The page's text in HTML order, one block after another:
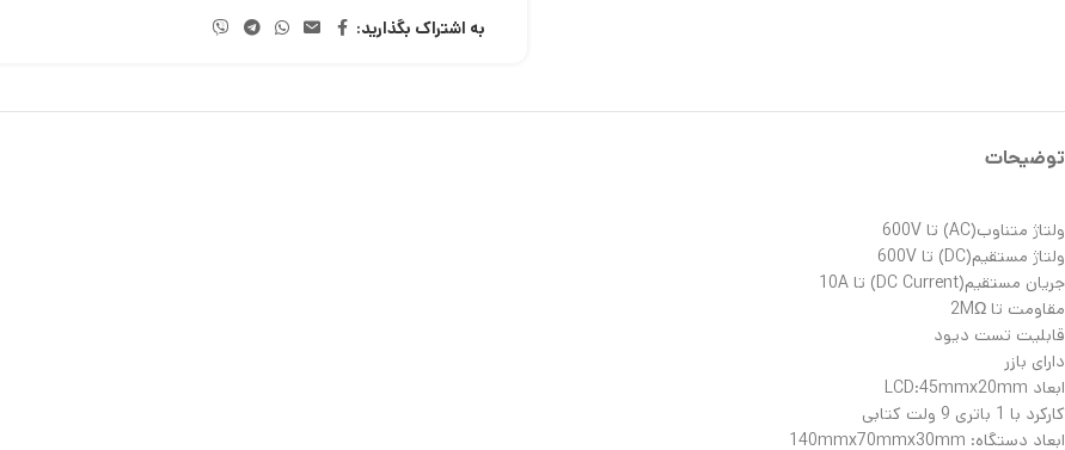
به اشتراک بگذارید:
توضیحات
ولتاژ متناوب(AC) تا 600V
ولتاژ مستقیم(DC) تا 600V
جریان مستقیم(DC Current) تا 10A
مقاومت تا 2MΩ
قابلیت تست دیود
دارای بازر
ابعاد LCD:45mmx20mm
کارکرد با 1 باتری 9 ولت کتابی
ابعاد دستگاه: 140mmx70mmx30mm